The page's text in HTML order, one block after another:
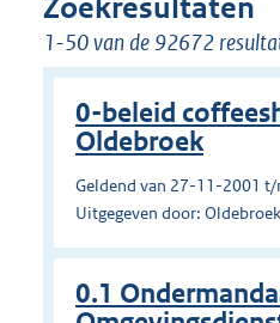
1-50 van de 92672
0-beleid
Oldebroek
Geldend van 27-11-2001 t/
Uitgegeven door: Oldebroek
0.1